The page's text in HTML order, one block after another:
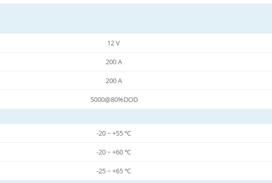
12 V
200 A
200 A
5000@80%DOD
-20 ~ +55 ℃
-20 ~ +60 ℃
-25 ~ +65 ℃